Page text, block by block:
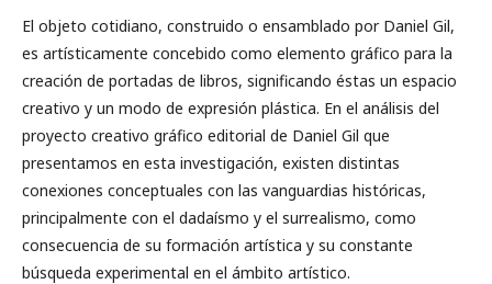
El objeto cotidiano, construido o ensamblado por Daniel Gil,
es artísticamente concebido como elemento gráfico para la
creación de portadas de libros, significando éstas un espacio
creativo y un modo de expresión plástica. En el análisis del
proyecto creativo gráfico editorial de Daniel Gil que
presentamos en esta investigación, existen distintas
conexiones conceptuales con las vanguardias históricas,
principalmente con el dadaísmo y el surrealismo, como
consecuencia de su formación artística y su constante
búsqueda experimental en el ámbito artístico.